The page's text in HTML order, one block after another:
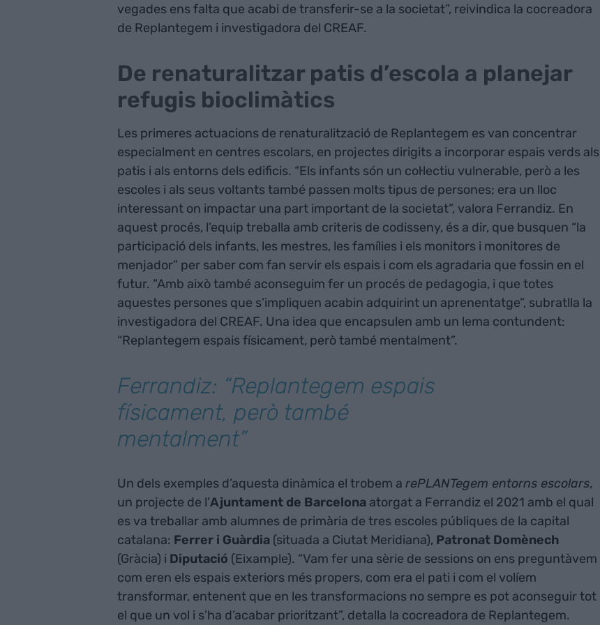
vegades ens falta que acabi de transferir-se a la societat”, reivindica la cocreadora
de Replantegem i investigadora del CREAF.
De renaturalitzar patis d’escola a planejar
refugis bioclimàtics
Les primeres actuacions de renaturalització de Replantegem es van concentrar
especialment en centres escolars, en projectes dirigits a incorporar espais verds als
patis i als entorns dels edificis. “Els infants són un col·lectiu vulnerable, però a les
escoles i als seus voltants també passen molts tipus de persones; era un lloc
interessant on impactar una part important de la societat”, valora Ferrandiz. En
aquest procés, l’equip treballa amb criteris de codisseny, és a dir, que busquen “la
participació dels infants, les mestres, les famílies i els monitors i monitores de
menjador” per saber com fan servir els espais i com els agradaria que fossin en el
futur. “Amb això també aconseguim fer un procés de pedagogia, i que totes
aquestes persones que s’impliquen acabin adquirint un aprenentatge”, subratlla la
investigadora del CREAF. Una idea que encapsulen amb un lema contundent:
“Replantegem espais físicament, però també mentalment”.
Ferrandiz: “Replantegem espais
físicament, però també
mentalment”
Un dels exemples d’aquesta dinàmica el trobem a rePLANTegem entorns escolars,
un projecte de l’Ajuntament de Barcelonaatorgat a Ferrandiz el 2021 amb el qual
es va treballar amb alumnes de primària de tres escoles públiques de la capital
catalana: Ferrer i Guàrdia(situada a Ciutat Meridiana), Patronat Domènech
(Gràcia) i Diputació (Eixample). “Vam fer una sèrie de sessions on ens preguntàvem
com eren els espais exteriors més propers, com era el pati i com el volíem
transformar, entenent que en les transformacions no sempre es pot aconseguir tot
el que un vol i s’ha d’acabar prioritzant”, detalla la cocreadora de Replantegem.